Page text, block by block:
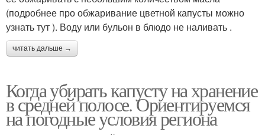
(подробнее про обжаривание цветной капусты можно
узнать тут ). Воду или бульон в блюдо не наливать .
читать дальше →
Когда убирать капусту на хранение
в средней полосе. Ориентируемся
на погодные условия региона